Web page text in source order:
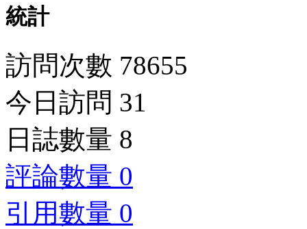
統計
訪問次數 78655
今日訪問 31
日誌數量 8
評論數量 0
引用數量 0